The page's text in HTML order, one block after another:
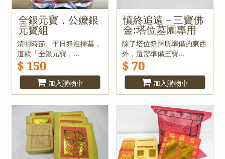
全銀元寶，公嬤銀
元寶組
清明時節、平日祭祖掃墓，
這款「全銀元寶，...
$ 150
加入購物車
慎終追遠－三寶佛
金:塔位墓園專用
除了塔位祭拜所準備的東西
外，還需準備三寶...
$ 70
加入購物車